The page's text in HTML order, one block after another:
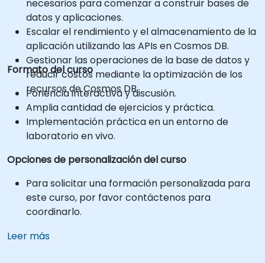
necesarios para comenzar a construir bases de
datos y aplicaciones.
Escalar el rendimiento y el almacenamiento de la
aplicación utilizando las APIs en Cosmos DB.
Gestionar las operaciones de la base de datos y
reducir costos mediante la optimización de los
recursos de Cosmos DB.
Formato del curso
Ponencia interactiva y discusión.
Amplia cantidad de ejercicios y práctica.
Implementación práctica en un entorno de
laboratorio en vivo.
Opciones de personalización del curso
Para solicitar una formación personalizada para
este curso, por favor contáctenos para
coordinarlo.
Leer más